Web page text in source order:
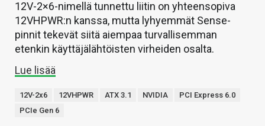
12V-2×6-nimellä tunnettu liitin on yhteensopiva
12VHPWR:n kanssa, mutta lyhyemmät Sense-
pinnit tekevät siitä aiempaa turvallisemman
etenkin käyttäjälähtöisten virheiden osalta.
Lue lisää
12V-2x6 12VHPWR ATX 3.1 NVIDIA
PCI Express 6.0
PCIe Gen 6